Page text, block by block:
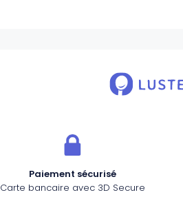
Paiement sécurisé
Carte bancaire avec 3D Secure